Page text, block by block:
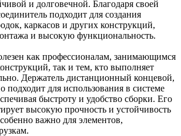
и долговечной. Благодаря своей
подходит для создания
каркасов и других конструкций,
и высокую функциональность.
как профессионалам, занимающимся
так и тем, кто выполняет
Держатель дистанционный концевой,
подходит для использования в системе
быстроту и удобство сборки. Его
высокую прочность и устойчивость
важно для элементов,